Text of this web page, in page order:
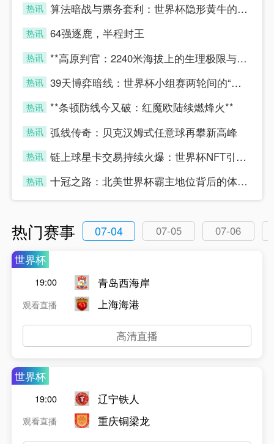
热讯
算法暗战与票务套利：世界杯隐形黄牛的博弈模型
热讯 64强逐鹿，半程封王
热讯
**高原判官：2240米海拔上的生理极限与毫秒级执法**
热讯
39天博弈暗线：世界杯小组赛两轮间的“休整”真相
热讯
**条顿防线今又破：红魔欧陆续燃烽火**
热讯 弧线传奇：贝克汉姆式任意球再攀新高峰
热讯
链上球星卡交易持续火爆：世界杯NFT引爆数字藏品新浪潮
热讯
十冠之路：北美世界杯霸主地位背后的体能密码
热门赛事 07-04 07-05
07-06
世界杯
19:00
观看直播
青岛西海岸
上海海港
高清直播
世界杯
19:00
观看直播
辽宁铁人
重庆铜梁龙